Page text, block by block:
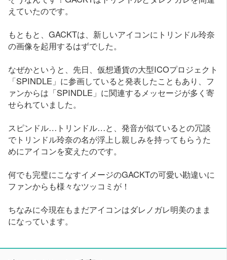
えていたのです。
もともと、GACKTは、新しいアイコンにトリンドル玲奈
の画像を起用するはずでした。
なぜかというと、先日、仮想通貨の大型ICOプロジェクト
「SPINDLE」に参画していると発表したこともあり、フ
ァンからは「SPINDLE」に関連するメッセージが多く寄
せられていました。
スピンドル…トリンドル…と、発音が似ているとの冗談
でトリンドル玲奈の名が浮上し親しみを持ってもらうた
めにアイコンを変えたのです。
何でも完璧にこなすイメージのGACKTの可愛い勘違いに
ファンからも様々なツッコミが！
ちなみに今現在もまだアイコンはダレノガレ明美のまま
になっています。